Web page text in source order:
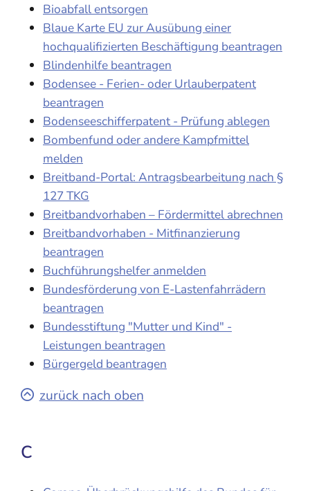
Bioabfall entsorgen
Blaue Karte EU zur Ausübung einer
hochqualifizierten Beschäftigung beantragen
Blindenhilfe beantragen
Bodensee - Ferien- oder Urlauberpatent
beantragen
Bodenseeschifferpatent - Prüfung ablegen
Bombenfund oder andere Kampfmittel
melden
Breitband-Portal: Antragsbearbeitung nach §
127 TKG
Breitbandvorhaben – Fördermittel abrechnen
Breitbandvorhaben - Mitfinanzierung
beantragen
Buchführungshelfer anmelden
Bundesförderung von E-Lastenfahrrädern
beantragen
Bundesstiftung "Mutter und Kind" -
Leistungen beantragen
Bürgergeld beantragen
zurück nach oben
C